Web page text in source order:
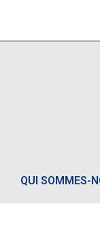
QUI SOMMES-